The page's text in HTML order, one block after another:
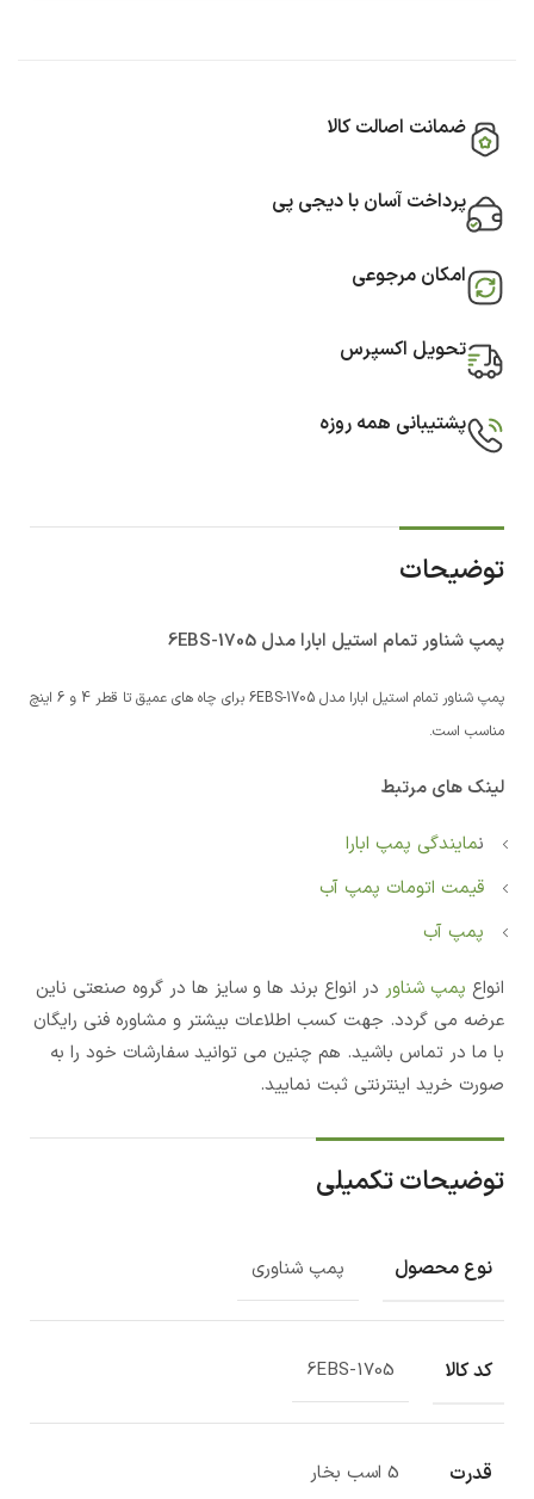
ضمانت اصالت کالا
پرداخت آسان با دیجی پی
امکان مرجوعی
تحویل اکسپرس
پشتیبانی همه روزه
توضیحات
پمپ شناور تمام استیل ابارا مدل 6EBS-1705
پمپ شناور تمام استیل ابارا مدل 6EBS-1705 برای چاه های عمیق تا قطر 4 و 6 اینچ
مناسب است.
لینک های مرتبط
نمایندگی پمپ ابارا
قیمت اتومات پمپ آب
پمپ آب
انواع پمپ شناور در انواع برند ها و سایز ها در گروه صنعتی ناین
عرضه می گردد. جهت کسب اطلاعات بیشتر و مشاوره فنی رایگان
با ما در تماس باشید. هم چنین می توانید سفارشات خود را به
صورت خرید اینترنتی ثبت نمایید.
توضیحات تکمیلی
نوع محصول پمپ شناوری
کد کالا 6EBS-1705
قدرت 5 اسب بخار